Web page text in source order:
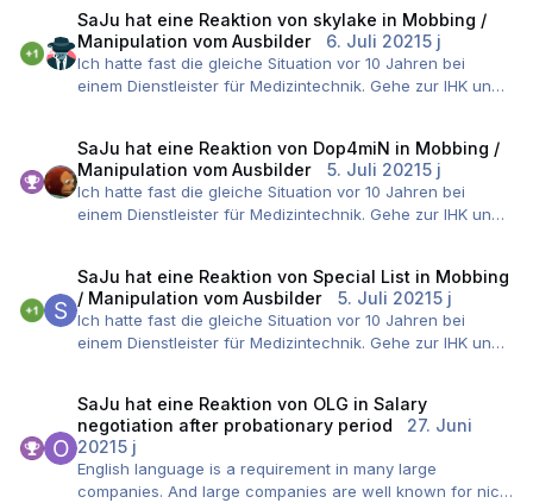
gilt für Betrieb wie Berufsschule gleichermaßen.
Und zumindest ein Betrieb war ja der Meinung, dass du
das Zeug dazu hast, ansonsten hätten sie dich ja nicht
eingestellt
an der Sache. Wenn du keinen Spaß daran hast hilft dir
auch sämtliches Talent und Lernen nichts, denn dann ist
das nicht der richtige Beruf für dich.
Ich würde das Geld für den Ada-Schein und
Zertifizierungen verwenden, wofür Du Dich interessierst.
Ich kenne aber auch Landkreisbeste, die den IT-
Projektleiter (IHK) damit absolviert haben. Den konnten sie
anerkennen lassen.
SaJu hat eine Reaktion von skylake in Mobbing /
Manipulation vom Ausbilder
6. Juli 20215 j
Ich hatte fast die gleiche Situation vor 10 Jahren bei
einem Dienstleister für Medizintechnik. Gehe zur IHK und
Ausbildungsbefugnis für 5 Jahre entzogen bekommen.
SaJu hat eine Reaktion von Dop4miN in Mobbing /
Manipulation vom Ausbilder
5. Juli 20215 j
Ich hatte fast die gleiche Situation vor 10 Jahren bei
einem Dienstleister für Medizintechnik. Gehe zur IHK und
Ausbildungsbefugnis für 5 Jahre entzogen bekommen.
SaJu hat eine Reaktion von Special Listin Mobbing
/ Manipulation vom Ausbilder
5. Juli 20215 j
Ich hatte fast die gleiche Situation vor 10 Jahren bei
einem Dienstleister für Medizintechnik. Gehe zur IHK und
Ausbildungsbefugnis für 5 Jahre entzogen bekommen.
SaJu hat eine Reaktion von OLG in Salary
negotiation after probationary period
27. Juni
2021 5 j
English language is a requirement in many large
companies. And large companies are well known for nice